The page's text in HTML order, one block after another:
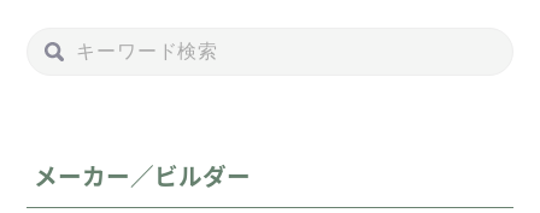
メーカー／ビルダー